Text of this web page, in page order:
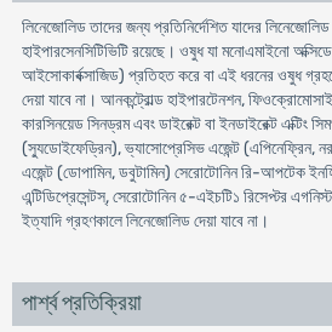
লিনেজোলিড তাদের জন্য প্রতিনির্দেশিত যাদের
হাইপারসেনসিটিভিটি রয়েছে। ওষুধ যা মনোএমাইনো
আইসোকার্বক্সাজিড) প্রতিহত করে বা এই ধরনের ওষুধ
দেয়া যাবে না। আনকন্ট্রোল্ড হাইপারটেনশন,
কারসিনয়েড সিনড্রম এবং ডাইরেক্ট বা ইনডাইরেক্ট এক্টিং
(স্যুডোইফেড্রিন), ভ্যাসোপ্রেসিভ এজেন্ট (এপিনেফ্রিন,
এজেন্ট (ডোপামিন, ডবুটামিন) সেরোটোনিন রি-আপটেক
এন্টিডিপ্রেসেন্টস্, সেরোটোনিন ৫-এইচটি১ রিসেপ্টর
ইত্যাদি গ্রহণকালে লিনেজোলিড দেয়া যাবে না।
পার্শ্ব প্রতিক্রিয়া